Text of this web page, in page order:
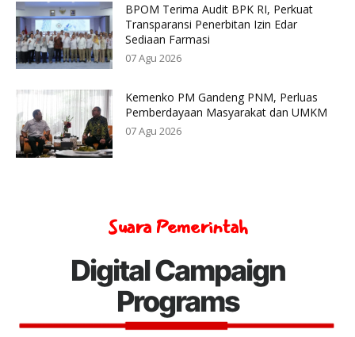
BPOM Terima Audit BPK RI, Perkuat
Transparansi Penerbitan Izin Edar
Sediaan Farmasi
07 Agu 2026
Kemenko PM Gandeng PNM, Perluas
Pemberdayaan Masyarakat dan UMKM
07 Agu 2026
Suara Pemerintah
Digital Campaign
Programs